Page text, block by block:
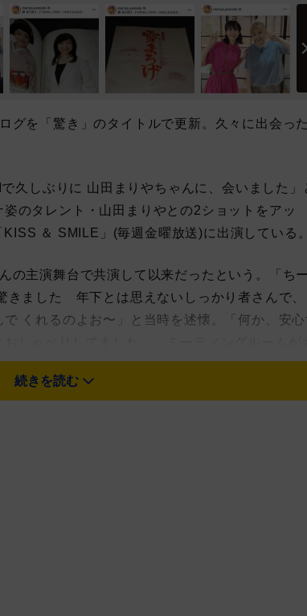
グを「驚き」のタイトルで更新。久々に出会った
久しぶりに 山田まりやちゃんに、会いました」
のタレント・山田まりやとの2ショットをアッ
＆ SMILE」(毎週金曜放送)に出演している。
の主演舞台で共演して以来だったという。「ちー
きました 年下とは思えないしっかり者さんで、
くれるのよお〜」と当時を述懐。「何か、安心
を明かした。
続きを読む